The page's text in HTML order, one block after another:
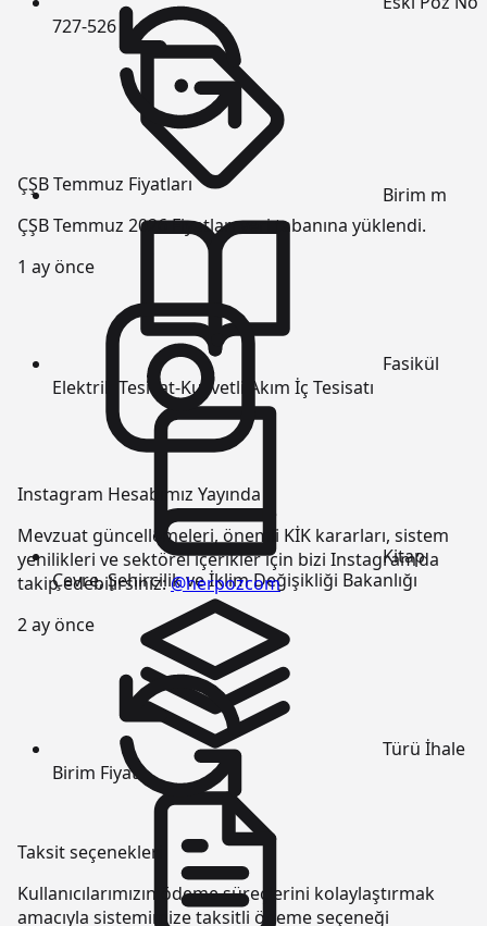
ÇŞB Temmuz Fiyatları
ÇŞB Temmuz 2026 Fiyatları veri tabanına yüklendi.
1 ay önce
Instagram Hesabımız Yayında
Mevzuat güncellemeleri, önemli KİK kararları, sistem
yenilikleri ve sektörel içerikler için bizi Instagram’da
takip edebilirsiniz:@herpozcom
2 ay önce
Taksit seçenekleri
Kullanıcılarımızın ödeme süreçlerini kolaylaştırmak
amacıyla sistemimize taksitli ödeme seçeneği
727-526
Birim m
Fasikül
Elektrik Tesisat-Kuvvetli Akım İç Tesisatı
Kitap
Çevre, Şehircilik ve İklim Değişikliği Bakanlığı
Türü İhale
Birim Fiyatı